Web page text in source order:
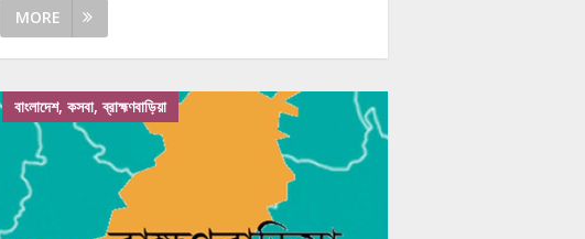
MORE
বাংলাদেশ, কসবা, ব্রাহ্মণবাড়িয়া